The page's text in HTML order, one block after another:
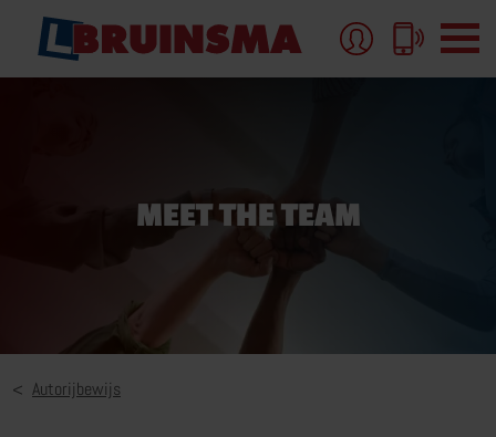
MEET THE TEAM
Autorijbewijs
AUTORIJBEWIJS
AUTORIJBEWIJS PAKKETTEN EN TARIEVEN